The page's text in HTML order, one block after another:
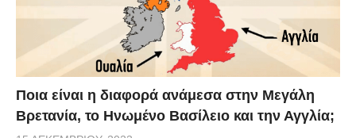
Ποια είναι η διαφορά ανάμεσα στην Μεγάλη
Βρετανία, το Ηνωμένο Βασίλειο και την Αγγλία;